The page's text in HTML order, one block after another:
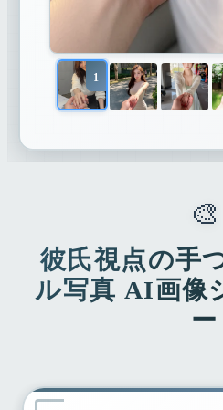
1
🎨
彼氏視点の手
ル写真 AI画像
ー